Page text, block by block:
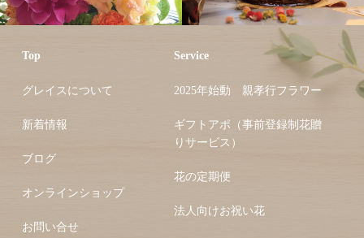
Top
グレイスについて
新着情報
ブログ
オンラインショップ
お問い合せ
Service
2025年始動 親孝行フラワー
ギフトアポ（事前登録制花贈
りサービス）
花の定期便
法人向けお祝い花